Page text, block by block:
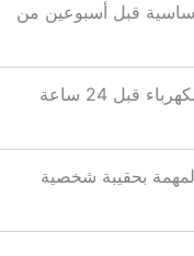
قبل أسبوعين من
تفريغ الثلاجة وفصلها عن الكهرباء قبل 24 ساعة
بحقيبة شخصية